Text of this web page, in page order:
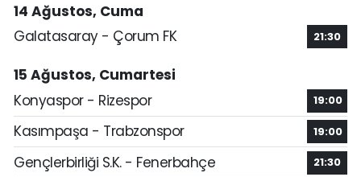
14 Ağustos, Cuma
Galatasaray - Çorum FK
21:30
15 Ağustos, Cumartesi
Konyaspor - Rizespor
19:00
Kasımpaşa - Trabzonspor 19:00
Gençlerbirliği S.K. - Fenerbahçe 21:30